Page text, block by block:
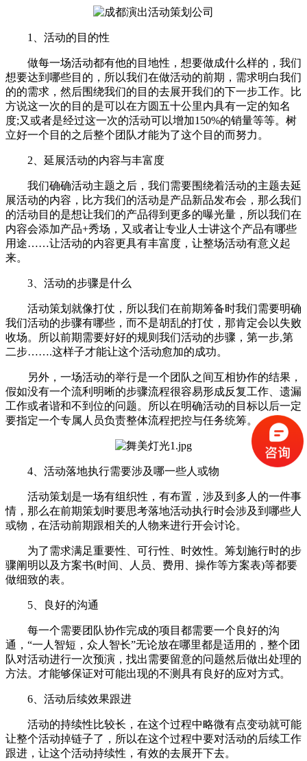
1、活动的目的性
做每一场活动都有他的目地性，想要做成什么样的，我们
想要达到哪些目的，所以我们在做活动的前期，需求明白我们
的的需求，然后围绕我们的目的去展开我们的下一步工作。比
方说这一次的目的是可以在方圆五十公里内具有一定的知名
度;又或者是经过这一次的活动可以增加150%的销量等等。树
立好一个目的之后整个团队才能为了这个目的而努力。
2、延展活动的内容与丰富度
我们确确活动主题之后，我们需要围绕着活动的主题去延
展活动的内容，比方我们的活动是产品新品发布会，那么我们
的活动目的是想让我们的产品得到更多的曝光量，所以我们在
内容会添加产品+秀场，又或者让专业人士讲这个产品有哪些
用途……让活动的内容更具有丰富度，让整场活动有意义起
来。
3、活动的步骤是什么
活动策划就像打仗，所以我们在前期筹备时我们需要明确
我们活动的步骤有哪些，而不是胡乱的打仗，那肯定会以失败
收场。所以前期需要好好的规则我们活动的步骤，第一步,第
二步…….这样子才能让这个活动愈加的成功。
另外，一场活动的举行是一个团队之间互相协作的结果，
假如没有一个流利明晰的步骤流程很容易形成反复工作、遗漏
工作或者谐和不到位的问题。所以在明确活动的目标以后一定
要指定一个专属人员负责整体流程把控与任务统筹。
4、活动落地执行需要涉及哪一些人或物
活动策划是一场有组织性，有布置，涉及到多人的一件事
情，那么在前期策划时要思考落地活动执行时会涉及到哪些人
或物，在活动前期跟相关的人物来进行开会讨论。
为了需求满足重要性、可行性、时效性。筹划施行时的步
骤阐明以及方案书(时间、人员、费用、操作等方案表)等都要
做细致的表。
5、良好的沟通
每一个需要团队协作完成的项目都需要一个良好的沟
通，“一人智短，众人智长”无论放在哪里都是适用的，整个团
队对活动进行一次预演，找出需要留意的问题然后做出处理的
方法。才能够保证对可能出现的不测具有良好的应对方式。
6、活动后续效果跟进
活动的持续性比较长，在这个过程中略微有点变动就可能
让整个活动掉链子了，所以在这个过程中要对活动的后续工作
跟进，让这个活动持续性，有效的去展开下去。